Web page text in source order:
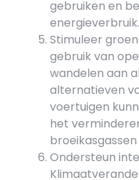
gebruiken en
energieverbruik.
Stimuleer
gebruik van
wandelen aan
alternatieven
voertuigen
het
Ondersteun